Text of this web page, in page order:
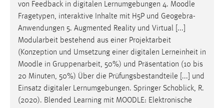
von Feedback in digitalen Lernumgebungen 4. Moodle
Fragetypen, interaktive Inhalte mit H5P und Geogebra-
Anwendungen 5. Augmented Reality und Virtual [...]
Modularbeit bestehend aus einer Projektarbeit
(Konzeption und Umsetzung einer digitalen Lerneinheit in
Moodle in Gruppenarbeit, 50%) und Präsentation (10 bis
20 Minuten, 50%) Über die Prüfungsbestandteile [...] und
Einsatz digitaler Lernumgebungen. Springer Schoblick, R.
(2020). Blended Learning mit MOODLE: Elektronische